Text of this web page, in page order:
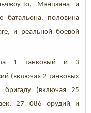
Го, Мэнцзяна и
половина
и реальной боевой
1 танковый и 3
(включая 2 танковых
бригаду (включая 25
27 086 орудий и